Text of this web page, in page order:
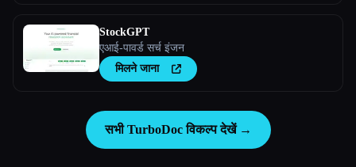
StockGPT
एआई-पावर्ड सर्च इंजन
मिलने जाना
सभी TurboDoc विकल्प देखें →